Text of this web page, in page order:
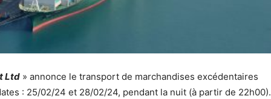
Ltd » annonce le transport de marchandises excédentaires
: 25/02/24 et 28/02/24, pendant la nuit (à partir de 22h00).